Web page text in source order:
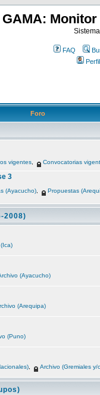
GAMA:
FAQ
Perfil
Foro
vigentes Convocatorias
3
(Ayacucho)
Propuestas
2008)
(Ayacucho)
(Arequipa)
(Puno)
Archivo (Gremiales y/